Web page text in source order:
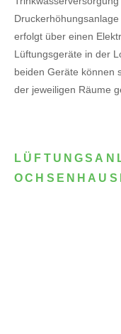
erfolgt über einen
Lüftungsgeräte in der
beiden Geräte können
der jeweiligen Räume